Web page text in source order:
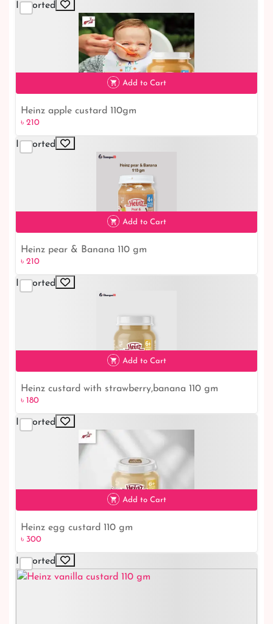
Imported
৳ 210
Add to Cart
Heinz apple custard 110gm
৳ 210
Imported
৳ 210
Add to Cart
Heinz pear & Banana 110 gm
৳ 210
Imported
৳ 180
Add to Cart
Heinz custard with strawberry,banana 110 gm
৳ 180
Imported
Add to Cart
Heinz egg custard 110 gm
৳ 300
Imported